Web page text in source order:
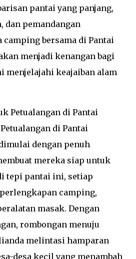
pantai yang panjang,
dan pemandangan
camping bersama di Pantai
menjadi kenangan bagi
menjelajahi keajaiban alam
Petualangan di Pantai
di Pantai
dengan penuh
mereka siap untuk
tepi pantai ini, setiap
camping,
masak. Dengan
rombongan menuju
melintasi hamparan
desa kecil yang menambah